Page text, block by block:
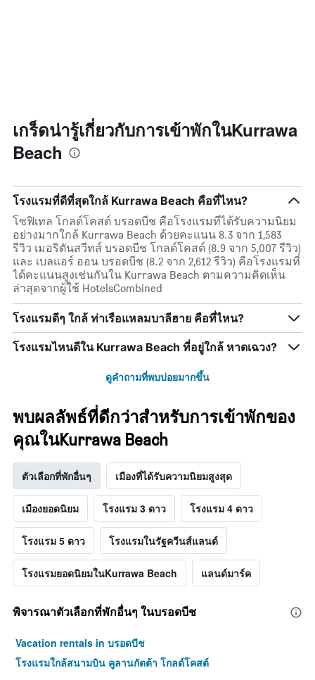
เกร็ดน่ารู้เกี่ยวกับการเข้าพักในKurrawa
Beach
โรงแรมที่ดีที่สุดใกล้ Kurrawa Beach คือที่ไหน?
โซฟิเทล โกลด์โคสต์ บรอดบีช คือโรงแรมที่ได้รับความนิยม
อย่างมากใกล้ Kurrawa Beach ด้วยคะแนน 8.3 จาก 1,583
รีวิว เมอริตันสวีทส์ บรอดบีช โกลด์โคสต์ (8.9 จาก 5,007 รีวิว)
และ เบลแอร์ ออน บรอดบีช (8.2 จาก 2,612 รีวิว) คือโรงแรมที่
ได้คะแนนสูงเช่นกันใน Kurrawa Beach ตามความคิดเห็น
ล่าสุดจากผู้ใช้ HotelsCombined
โรงแรมดีๆ ใกล้ ท่าเรือแหลมบาลีฮาย คือที่ไหน?
โรงแรมไหนดีใน Kurrawa Beach ที่อยู่ใกล้ หาดเฉวง?
ดูคำถามที่พบบ่อยมากขึ้น
พบผลลัพธ์ที่ดีกว่าสำหรับการเข้าพักของ
คุณในKurrawa Beach
ตัวเลือกที่พักอื่นๆ เมืองที่ได้รับความนิยมสูงสุด
เมืองยอดนิยม โรงแรม 3 ดาว โรงแรม 4 ดาว
โรงแรม 5 ดาว โรงแรมในรัฐควีนส์แลนด์
โรงแรมยอดนิยมในKurrawa Beach แลนด์มาร์ค
พิจารณาตัวเลือกที่พักอื่นๆ ในบรอดบีช
Vacation rentals in บรอดบีช
โรงแรมใกล้สนามบิน คูลานกัตต้า โกลด์โคสต์